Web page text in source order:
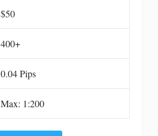
$50
400+
0.04 Pips
Max: 1:200